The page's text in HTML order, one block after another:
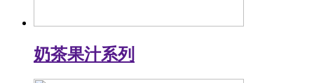
奶茶果汁系列